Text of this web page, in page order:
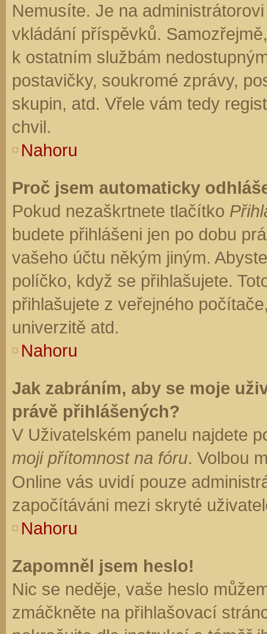
Nemusíte. Je na
vkládání příspěvků.
k ostatním službám
postavičky, soukromé zprávy,
skupin, atd. Vřele vám tedy
chvil.
Nahoru
Proč jsem automaticky
Pokud nezaškrtnete tlačítko
budete přihlášeni jen po dobu
vašeho účtu někým jiným.
políčko, když se přihlašujete.
přihlašujete z veřejného
univerzitě atd.
Nahoru
Jak zabráním, aby se moje
právě přihlášených?
V Uživatelském panelu najdete
moji přítomnost na fóru. Volbou
Online vás uvidí pouze
započítáváni mezi skryté
Nahoru
Zapomněl jsem heslo!
Nic se neděje, vaše heslo
zmáčkněte na přihlašovací